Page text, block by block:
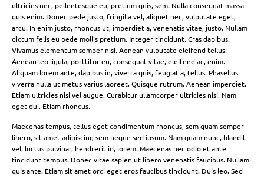
ultricies nec, pellentesque eu, pretium quis, sem. Nulla consequat massa
quis enim. Donec pede justo, fringilla vel, aliquet nec, vulputate eget,
arcu. In enim justo, rhoncus ut, imperdiet a, venenatis vitae, justo. Nullam
dictum felis eu pede mollis pretium. Integer tincidunt. Cras dapibus.
Vivamus elementum semper nisi. Aenean vulputate eleifend tellus.
Aenean leo ligula, porttitor eu, consequat vitae, eleifend ac, enim.
Aliquam lorem ante, dapibus in, viverra quis, feugiat a, tellus. Phasellus
viverra nulla ut metus varius laoreet. Quisque rutrum. Aenean imperdiet.
Etiam ultricies nisi vel augue. Curabitur ullamcorper ultricies nisi. Nam
eget dui. Etiam rhoncus.
Maecenas tempus, tellus eget condimentum rhoncus, sem quam semper
libero, sit amet adipiscing sem neque sed ipsum. Nam quam nunc, blandit
vel, luctus pulvinar, hendrerit id, lorem. Maecenas nec odio et ante
tincidunt tempus. Donec vitae sapien ut libero venenatis faucibus. Nullam
quis ante. Etiam sit amet orci eget eros faucibus tincidunt. Duis leo. Sed